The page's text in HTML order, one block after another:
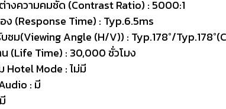
างความคมชัด (Contrast Ratio) : 5000:1
ง (Response Time) : Typ.6.5ms
ชม(Viewing Angle (H/V)) : Typ.178°/
น (Life Time) : 30,000 ชั่วโมง
Hotel Mode : ไม่มี
: มี